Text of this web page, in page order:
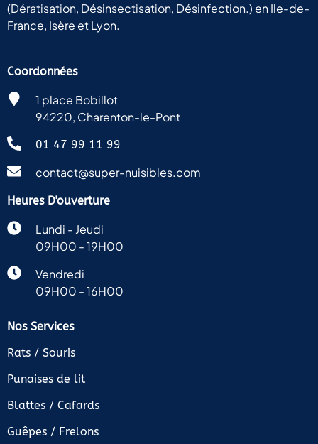
(Dératisation, Désinsectisation, Désinfection.) en Ile-de-
France, Isère et Lyon.
Coordonnées
1 place Bobillot
94220, Charenton-le-Pont
01 47 99 11 99
contact@super-nuisibles.com
Heures D'ouverture
Lundi - Jeudi
09H00 - 19H00
Vendredi
09H00 - 16H00
Nos Services
Rats / Souris
Punaises de lit
Blattes / Cafards
Guêpes / Frelons